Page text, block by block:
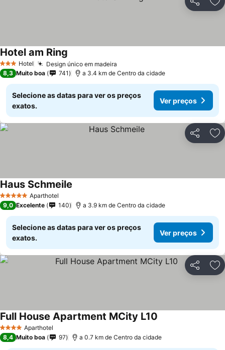
Partilhar
3 EstrelasHotel Design único em madeira
Hotel am Ring
8,3 Muito boa 741 a 3.4 km de Centro da cidade
Selecione as datas para ver os preços
exatos.
Ver preços
Partilhar
5 Estrelas Aparthotel
Haus Schmeile
9,0 Excelente 140 a 3.9 km de Centro da cidade
Selecione as datas para ver os preços
exatos.
Ver preços
Partilhar
4 EstrelasAparthotel
Full House Apartment MCity L10
8,4 Muito boa 97 a 0.7 km de Centro da cidade